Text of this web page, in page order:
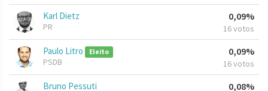
Karl Dietz
PR
0,09%
16 votos
Paulo Litro Eleito
PSDB
0,09%
16 votos
Bruno Pessuti 0,08%